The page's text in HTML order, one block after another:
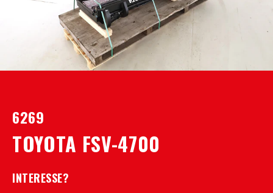
6269
TOYOTA FSV-4700
INTERESSE?